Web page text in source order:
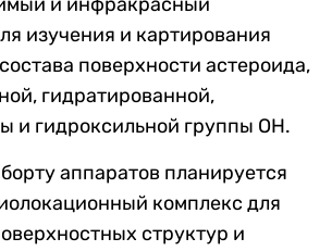
изучения и картирования
поверхности астероида,
гидратированной,
и гидроксильной группы ОН.
аппаратов планируется
комплекс для
структур и